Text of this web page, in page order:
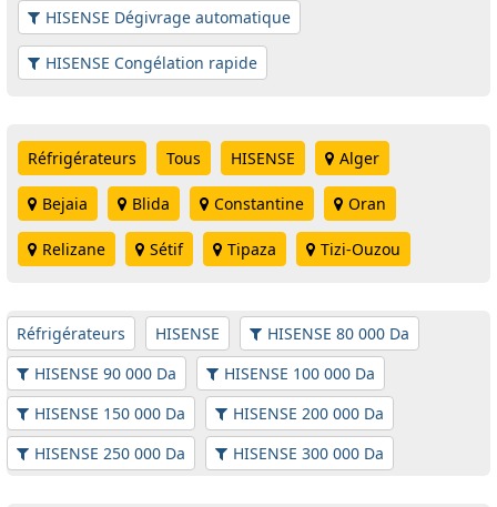
HISENSE Dégivrage automatique
HISENSE Congélation rapide
Réfrigérateurs Tous HISENSE Alger
Bejaia Blida Constantine Oran
Relizane Sétif Tipaza Tizi-Ouzou
Réfrigérateurs HISENSE
HISENSE 80 000 Da
HISENSE 90 000 Da
HISENSE 100 000 Da
HISENSE 150 000 Da
HISENSE 200 000 Da
HISENSE 250 000 Da
HISENSE 300 000 Da